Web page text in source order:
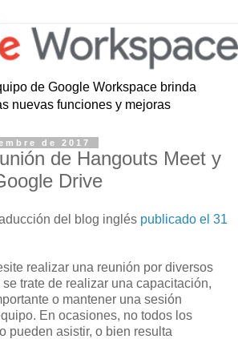
de Google Workspace brinda
nuevas funciones y mejoras
de 2017
de Hangouts Meet y
Drive
del blog inglés publicado el 31
realizar una reunión por diversos
trate de realizar una capacitación,
o mantener una sesión
En ocasiones, no todos los
pueden asistir, o bien resulta